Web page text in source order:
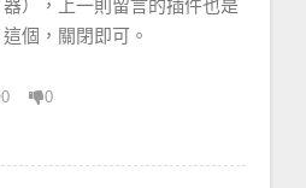
器），上一則留言的插件也是
這個，關閉即可。
0 0